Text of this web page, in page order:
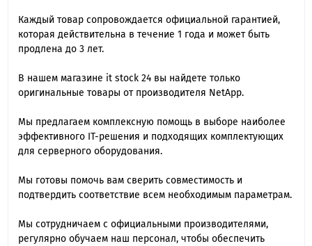
Каждый товар сопровождается официальной гарантией,
которая действительна в течение 1 года и может быть
продлена до 3 лет.
В нашем магазине it stock 24 вы найдете только
оригинальные товары от производителя NetApp.
Мы предлагаем комплексную помощь в выборе наиболее
эффективного IT-решения и подходящих комплектующих
для серверного оборудования.
Мы готовы помочь вам сверить совместимость и
подтвердить соответствие всем необходимым параметрам.
Мы сотрудничаем с официальными производителями,
регулярно обучаем наш персонал, чтобы обеспечить